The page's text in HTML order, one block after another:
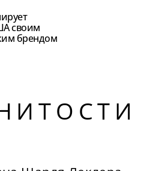
своим
брендом